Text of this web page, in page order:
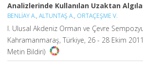
Analizlerinde Kullanılan Uzaktan
BENLİAY A., ALTUNTAŞ A., ORTAÇEŞME V.
I. Ulusal Akdeniz Orman ve Çevre
Kahramanmaraş, Türkiye, 26 - 28 Ekim
Metin Bildiri)